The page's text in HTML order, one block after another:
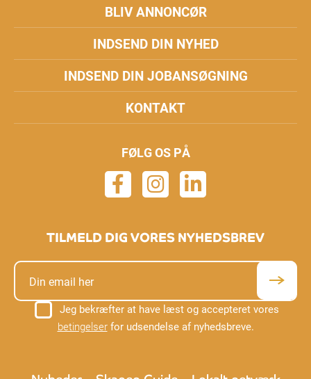
BLIV ANNONCØR
INDSEND DIN NYHED
INDSEND DIN JOBANSØGNING
KONTAKT
FØLG OS PÅ
TILMELD DIG VORES NYHEDSBREV
Jeg bekræfter at have læst og accepteret vores
betingelserfor udsendelse af nyhedsbreve.